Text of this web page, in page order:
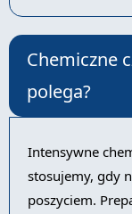
Chemiczne
polega?
Intensywne
stosujemy, gdy
poszyciem.